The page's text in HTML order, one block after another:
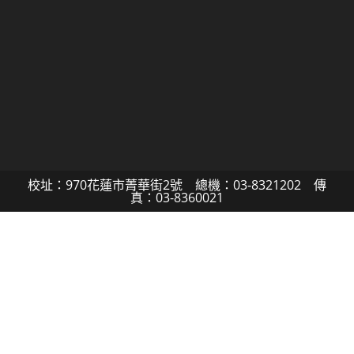
校址：970花蓮市菁華街2號 總機：03-8321202 傳
真：03-8360021